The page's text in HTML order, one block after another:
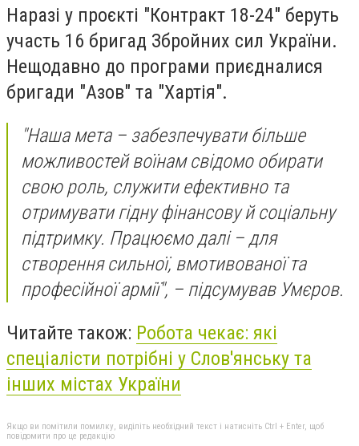
Наразі у проєкті "Контракт 18-24" беруть
участь 16 бригад Збройних сил України.
Нещодавно до програми приєдналися
бригади "Азов" та "Хартія".
"Наша мета – забезпечувати більше
можливостей воїнам свідомо обирати
свою роль, служити ефективно та
отримувати гідну фінансову й соціальну
підтримку. Працюємо далі – для
створення сильної, вмотивованої та
професійної армії", – підсумував Умєров.
Читайте також: Робота чекає: які
спеціалісти потрібні у Слов'янську та
інших містах України
Якщо ви помітили помилку, виділіть необхідний текст і натисніть Ctrl + Enter, щоб
повідомити про це редакцію